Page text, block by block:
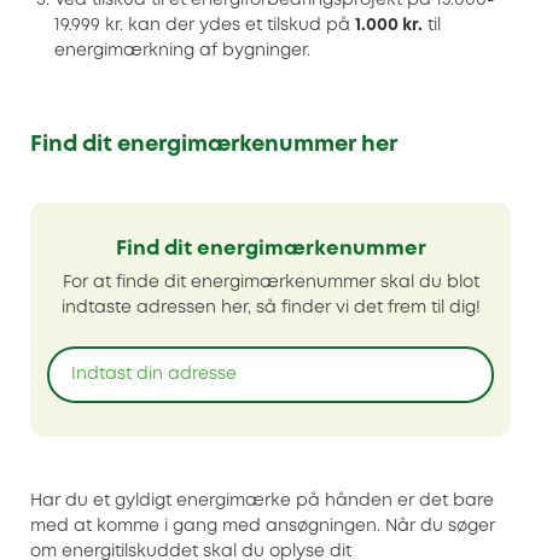
19.999 kr. kan der ydes et tilskud på 1.000 kr. til
energimærkning af bygninger.
Find dit energimærkenummer her
Find dit energimærkenummer
For at finde dit energimærkenummer skal du blot
indtaste adressen her, så finder vi det frem til dig!
Har du et gyldigt energimærke på hånden er det bare
med at komme i gang med ansøgningen. Når du søger
om energitilskuddet skal du oplyse dit